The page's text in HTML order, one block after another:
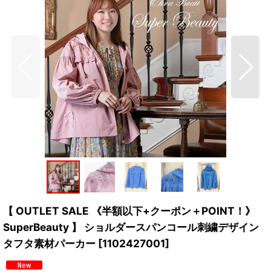
【 OUTLET SALE 《半額以下+クーポン＋POINT！》
SuperBeauty 】 ショルダースパンコール刺繍デザイン
タフタ素材パーカー [1102427001]